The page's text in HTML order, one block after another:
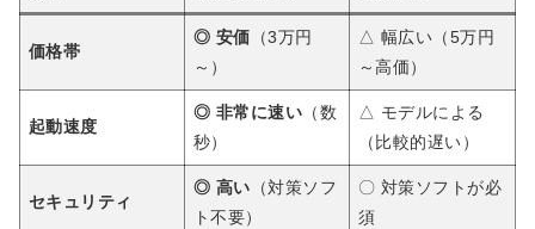
価格帯
◎ 安価 （3万円
～）
△ 幅広い（5万円
～高価）
起動速度
◎ 非常に速い （数
秒）
△ モデルによる
（比較的遅い）
セキュリティ
◎ 高い （対策ソフ
ト不要）
〇 対策ソフトが必
須